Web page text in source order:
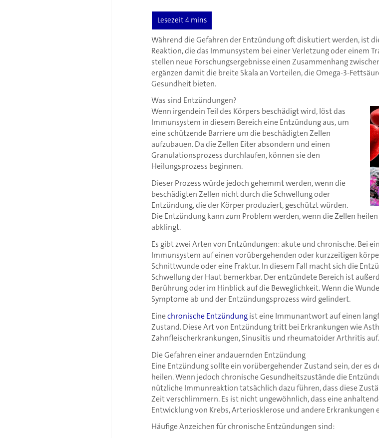
Während die Gefahren der Entzündung oft diskutiert werden, ist
Reaktion, die das Immunsystem bei einer Verletzung oder einem
stellen neue Forschungsergebnisse einen Zusammenhang
ergänzen damit die breite Skala an Vorteilen, die Omega-3-
Gesundheit bieten.
Was sind Entzündungen?
Wenn irgendein Teil des Körpers beschädigt wird, löst das
Immunsystem in diesem Bereich eine Entzündung aus, um
eine schützende Barriere um die beschädigten Zellen
aufzubauen. Da die Zellen Eiter absondern und einen
Granulationsprozess durchlaufen, können sie den
Heilungsprozess beginnen.
Dieser Prozess würde jedoch gehemmt werden, wenn die
beschädigten Zellen nicht durch die Schwellung oder
Entzündung, die der Körper produziert, geschützt würden.
Die Entzündung kann zum Problem werden, wenn die Zellen
abklingt.
Es gibt zwei Arten von Entzündungen: akute und chronische. Bei
Immunsystem auf einen vorübergehenden oder kurzzeitigen
Schnittwunde oder eine Fraktur. In diesem Fall macht sich die
Schwellung der Haut bemerkbar. Der entzündete Bereich ist
Berührung oder im Hinblick auf die Beweglichkeit. Wenn die
Symptome ab und der Entzündungsprozess wird gelindert.
Einechronische Entzündung ist eine Immunantwort auf einen
Zustand. Diese Art von Entzündung tritt bei Erkrankungen wie
Zahnfleischerkrankungen, Sinusitis und rheumatoider Arthritis auf.
Die Gefahren einer andauernden Entzündung
Eine Entzündung sollte ein vorübergehender Zustand sein, der es
heilen. Wenn jedoch chronische Gesundheitszustände die
nützliche Immunreaktion tatsächlich dazu führen, dass diese
Zeit verschlimmern. Es ist nicht ungewöhnlich, dass eine
Entwicklung von Krebs, Arteriosklerose und andere Erkrankungen
Häufige Anzeichen für chronische Entzündungen sind: